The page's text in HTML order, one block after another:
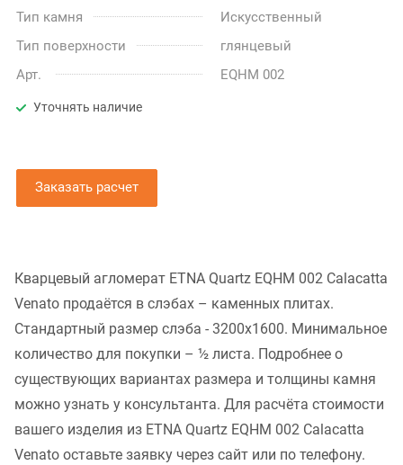
Тип камня
Искусственный
Тип поверхности
глянцевый
Арт.
EQHM 002
Уточнять наличие
Заказать расчет
Кварцевый агломерат ETNA Quartz EQHM 002 Calacatta
Venato продаётся в слэбах – каменных плитах.
Стандартный размер слэба - 3200x1600. Минимальное
количество для покупки – ½ листа. Подробнее о
существующих вариантах размера и толщины камня
можно узнать у консультанта. Для расчёта стоимости
вашего изделия из ETNA Quartz EQHM 002 Calacatta
Venato оставьте заявку через сайт или по телефону.